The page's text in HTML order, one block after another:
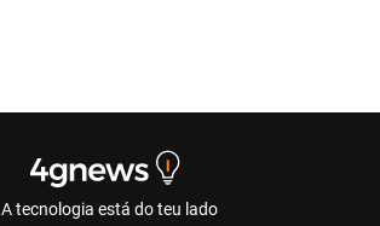
A tecnologia está do teu lado